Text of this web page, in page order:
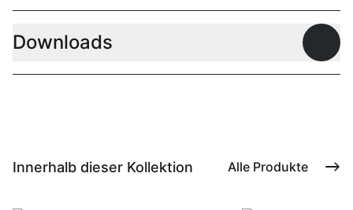
Downloads
Innerhalb dieser Kollektion Alle Produkte